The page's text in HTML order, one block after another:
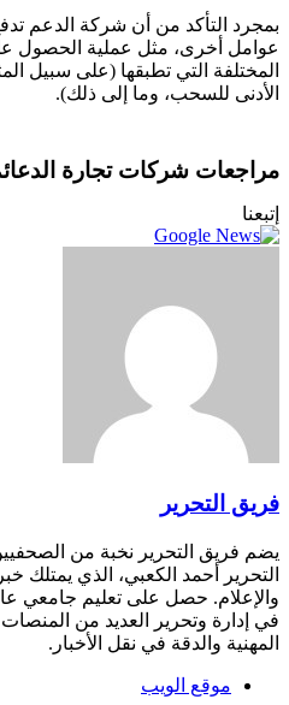
بمجرد التأكد من أن شركة الدعم
عوامل أخرى، مثل عملية الحصول
المختلفة التي تطبقها (على سبيل
الأدنى للسحب، وما إلى ذلك).
مراجعات شركات تجارة
إتبعنا
فريق التحرير
يضم فريق التحرير نخبة من
التحرير أحمد الكعبي، الذي يمتلك
والإعلام. حصل على تعليم جامعي
في إدارة وتحرير العديد من المنصات
المهنية والدقة في نقل الأخبار.
موقع الويب